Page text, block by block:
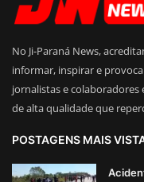
No Ji-Paraná News,
informar, inspirar e
jornalistas e
de alta qualidade que
POSTAGENS MAIS